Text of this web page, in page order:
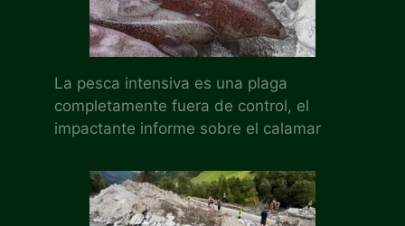
La pesca intensiva es una plaga
completamente fuera de control, el
impactante informe sobre el calamar